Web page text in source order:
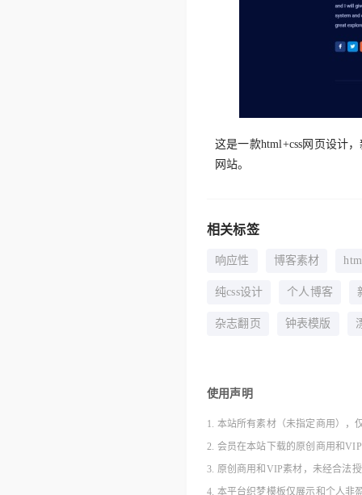
这是一款html+css网页设计
网站。
相关标签
响应性 博客素材
纯css设计 个人博客
杂志翻页 钟表模版
使用声明
1. 本站所有素材（未指定商用），
2. 会员在本站下载的原创商用和
3. 原创商用和VIP素材，未经合法
4. 本平台织梦模板仅展示和个人非